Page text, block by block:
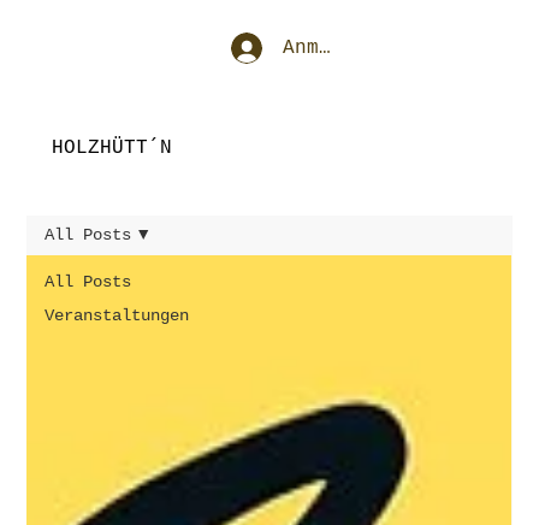
HOLZHÜTT´N
Anmelden
All Posts
Veranstaltungen
All Posts